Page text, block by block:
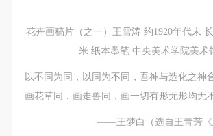
花卉画稿片（之一）王雪涛 约1920年代末
米 纸本墨笔 中央美术学院美术
以不同为同，以同为不同，吾神与造化之神
画花草同，画走兽同，画一切有形无形均无
——王梦白（选自王青芳《